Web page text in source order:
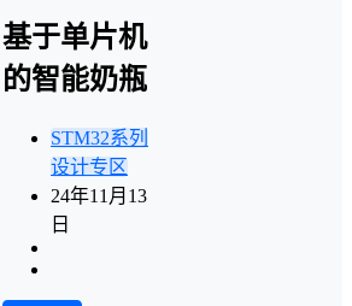
基于单片机
的智能奶瓶
STM32系列
设计专区
24年11月13
日